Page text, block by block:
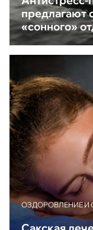
предлагают
«сонного»
ОЗДОРОВЛЕНИЕ И